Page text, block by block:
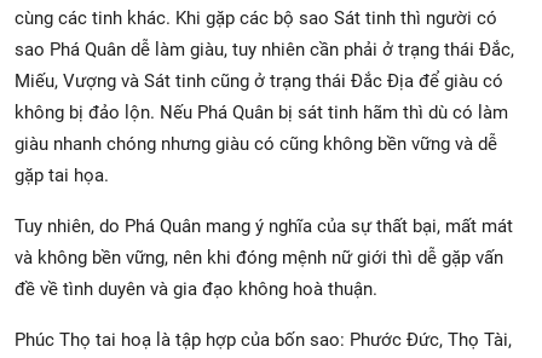
cùng các tinh khác. Khi gặp các bộ sao Sát tinh thì người có
sao Phá Quân dễ làm giàu, tuy nhiên cần phải ở trạng thái Đắc,
Miếu, Vượng và Sát tinh cũng ở trạng thái Đắc Địa để giàu có
không bị đảo lộn. Nếu Phá Quân bị sát tinh hãm thì dù có làm
giàu nhanh chóng nhưng giàu có cũng không bền vững và dễ
gặp tai họa.
Tuy nhiên, do Phá Quân mang ý nghĩa của sự thất bại, mất mát
và không bền vững, nên khi đóng mệnh nữ giới thì dễ gặp vấn
đề về tình duyên và gia đạo không hoà thuận.
Phúc Thọ tai hoạ là tập hợp của bốn sao: Phước Đức, Thọ Tài,